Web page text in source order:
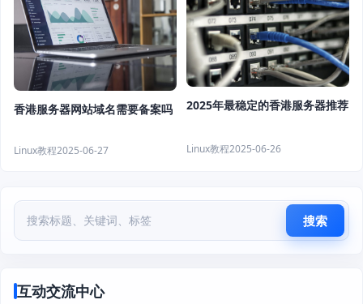
香港服务器网站域名需要备案吗
Linux教程2025-06-27
2025年最稳定的香港服务器推荐
Linux教程2025-06-26
搜索
互动交流中心